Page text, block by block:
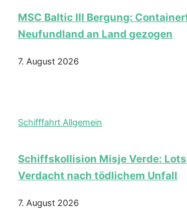
MSC Baltic III Bergung:
Neufundland an Land gezogen
7. August 2026
Schifffahrt Allgemein
Schiffskollision Misje Verde:
Verdacht nach tödlichem Unfall
7. August 2026